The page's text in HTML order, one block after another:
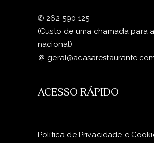
✆ 262 590 125
(Custo de uma chamada para
nacional)
＠
ACESSO RÁPIDO
Política de Privacidade e